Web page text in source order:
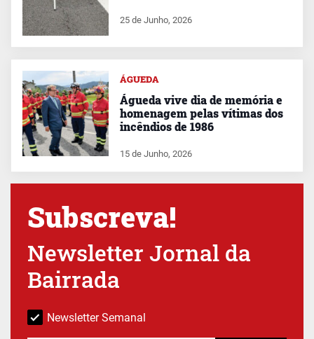
25 de Junho, 2026
ÁGUEDA
Águeda vive dia de memória e
homenagem pelas vítimas dos
incêndios de 1986
15 de Junho, 2026
Subscreva!
Newsletter Jornal da
Bairrada
Newsletter Semanal